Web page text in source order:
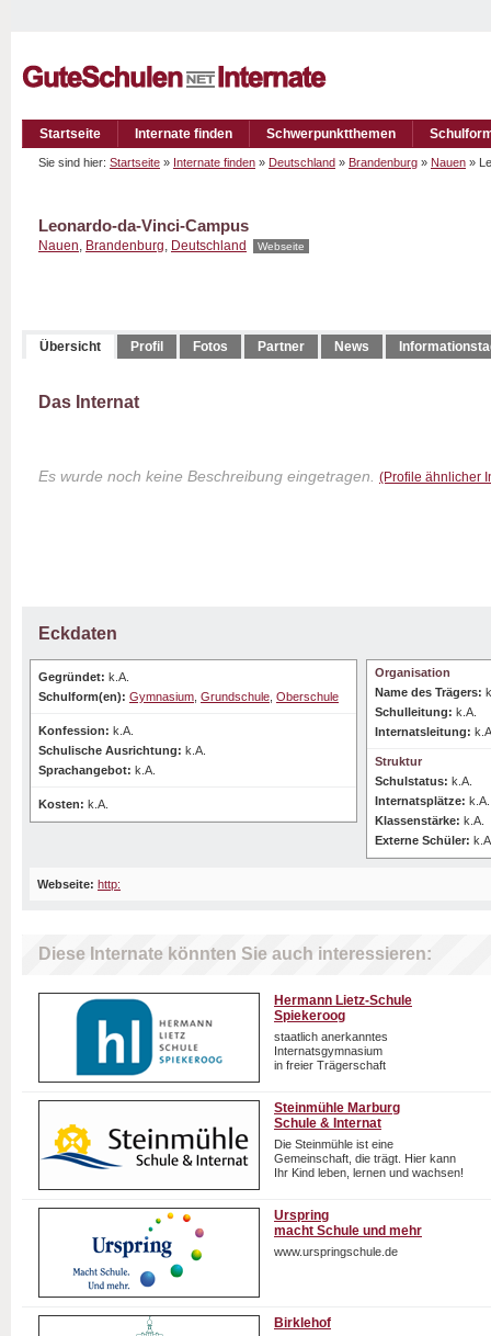
Startseite Internate finden Schwerpunktthemen
Sie sind hier: Startseite » Internate finden » Deutschland » Brandenburg » Nauen »
Leonardo-da-Vinci-Campus
Nauen, Brandenburg, Deutschland Webseite
Übersicht Profil Fotos Partner News
Das Internat
Es wurde noch keine Beschreibung eingetragen. (Profile ähnlicher
Eckdaten
Gegründet: k.A.
Schulform(en): Gymnasium Grundschule Oberschule
Konfession: k.A.
Schulische Ausrichtung: k.A.
Sprachangebot: k.A.
Kosten: k.A.
Organisation
Name des Trägers:
Schulleitung: k.A.
Internatsleitung:
Struktur
Schulstatus: k.A.
Internatsplätze: k.A.
Klassenstärke: k.A.
Externe Schüler:
Webseite: http:
Diese Internate könnten Sie auch interessieren:
Hermann Lietz-Schule
Spiekeroog
staatlich anerkanntes
Internatsgymnasium
in freier Trägerschaft
Steinmühle Marburg
Schule & Internat
Die Steinmühle ist eine
Gemeinschaft, die trägt. Hier kann
Ihr Kind leben, lernen und wachsen!
Urspring
macht Schule und mehr
www.urspringschule.de
Birklehof